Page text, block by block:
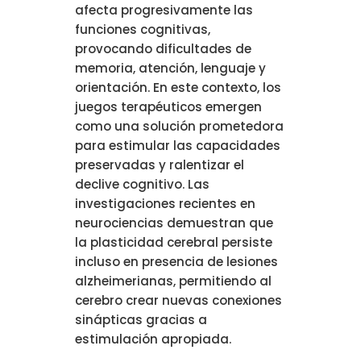
afecta progresivamente las
funciones cognitivas,
provocando dificultades de
memoria, atención, lenguaje y
orientación. En este contexto, los
juegos terapéuticos emergen
como una solución prometedora
para estimular las capacidades
preservadas y ralentizar el
declive cognitivo. Las
investigaciones recientes en
neurociencias demuestran que
la plasticidad cerebral persiste
incluso en presencia de lesiones
alzheimerianas, permitiendo al
cerebro crear nuevas conexiones
sinápticas gracias a
estimulación apropiada.